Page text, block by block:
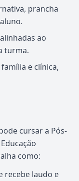
prancha
ao
turma.
e clínica,
cursar a Pós-
como:
recebe laudo e